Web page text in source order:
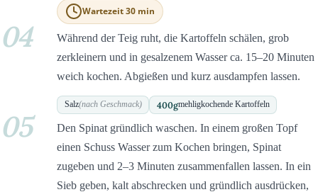
Wartezeit 30 min
04
Während der Teig ruht, die Kartoffeln schälen, grob
zerkleinern und in gesalzenem Wasser ca. 15–20 Minuten
weich kochen. Abgießen und kurz ausdampfen lassen.
Salz(nach Geschmack) 400gmehligkochende Kartoffeln
05
Den Spinat gründlich waschen. In einem großen Topf
einen Schuss Wasser zum Kochen bringen, Spinat
zugeben und 2–3 Minuten zusammenfallen lassen. In ein
Sieb geben, kalt abschrecken und gründlich ausdrücken,